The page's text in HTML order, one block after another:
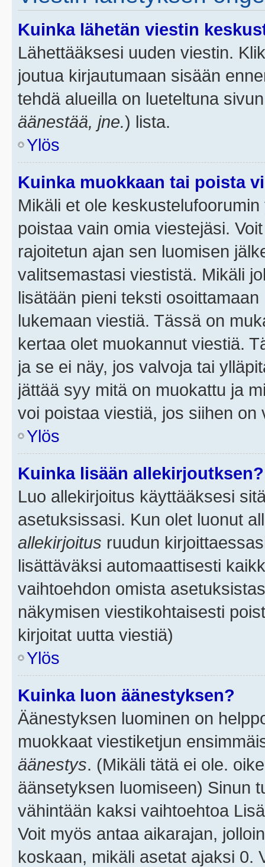
Kuinka lähetän viestin
Lähettääksesi uuden viestin.
joutua kirjautumaan sisään
tehdä alueilla on lueteltuna
äänestää, jne.) lista.
Ylös
Kuinka muokkaan tai poista
Mikäli et ole
poistaa vain omia viestejäsi.
rajoitetun ajan sen luomisen
valitsemastasi viestistä. Mikäli
lisätään pieni teksti
lukemaan viestiä. Tässä on
kertaa olet muokannut viestiä.
ja se ei näy, jos valvoja tai
jättää syy mitä on muokattu ja
voi poistaa viestiä, jos siihen on
Ylös
Kuinka lisään allekirjoutksen?
Luo allekirjoitus käyttääksesi
asetuksissasi. Kun olet luonut
allekirjoitus ruudun
lisättäväksi automaattisesti
vaihtoehdon omista
näkymisen viestikohtaisesti
kirjoitat uutta viestiä)
Ylös
Kuinka luon äänestyksen?
Äänestyksen luominen on
muokkaat viestiketjun
äänestys. (Mikäli tätä ei ole.
äänsetyksen luomiseen) Sinun
vähintään kaksi vaihtoehtoa
Voit myös antaa aikarajan,
koskaan, mikäli asetat ajaksi 0.